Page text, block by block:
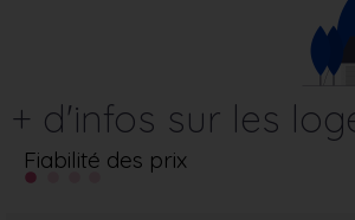
+ d'infos sur les
Fiabilité des prix